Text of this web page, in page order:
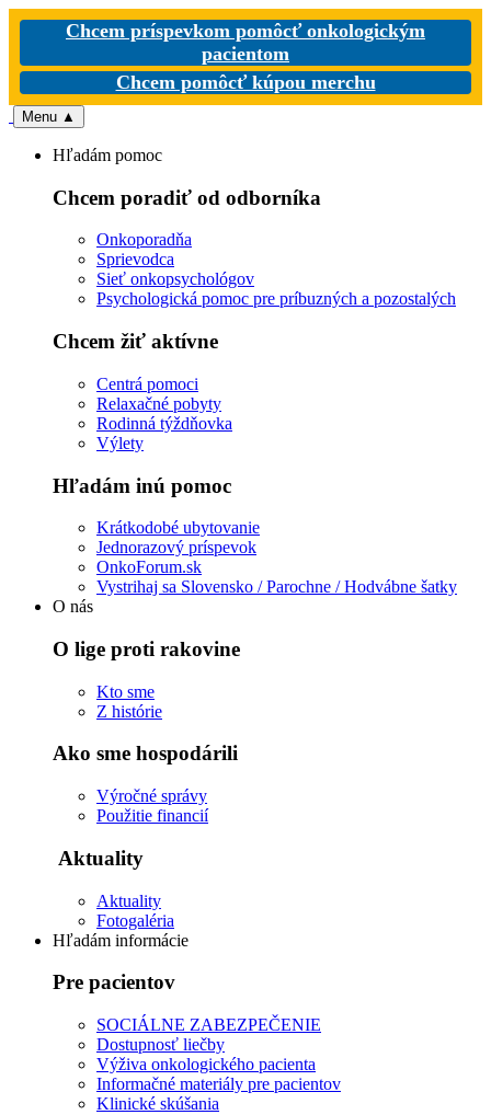
Chcem príspevkom pomôcť onkologickým
pacientom
Chcem pomôcť kúpou merchu
Menu ▲
Hľadám pomoc
Chcem poradiť od odborníka
Onkoporadňa
Sprievodca
Sieť onkopsychológov
Psychologická pomoc pre príbuzných a pozostalých
Chcem žiť aktívne
Centrá pomoci
Relaxačné pobyty
Rodinná týždňovka
Výlety
Hľadám inú pomoc
Krátkodobé ubytovanie
Jednorazový príspevok
OnkoForum.sk
Vystrihaj sa Slovensko / Parochne / Hodvábne šatky
O nás
O lige proti rakovine
Kto sme
Z histórie
Ako sme hospodárili
Výročné správy
Použitie financií
Aktuality
Aktuality
Fotogaléria
Hľadám informácie
Pre pacientov
SOCIÁLNE ZABEZPEČENIE
Dostupnosť liečby
Výživa onkologického pacienta
Informačné materiály pre pacientov
Klinické skúšania